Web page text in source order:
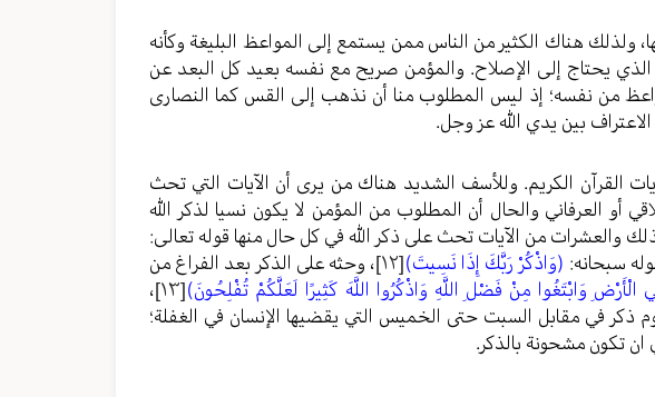
هناك الكثير من الناس ممن يستمع إلى المواعظ البليغة وكأنه
يحتاج إلى الإصلاح. والمؤمن صريح مع نفسه بعيد كل البعد عن
واعظ من نفسه؛ إذ ليس المطلوب منا أن نذهب إلى القس كما النصارى
بين يدي الله عز وجل.
القرآن الكريم. وللأسف الشديد هناك من يرى أن الآيات التي تحث
أو العرفاني والحال أن المطلوب من المؤمن لا يكون نسيا لذكر الله
والعشرات من الآيات تحث على ذكر الله في كل حال منها قوله تعالى:
سبحانه: (وَاذْكُرْ رَبَّكَ إِذَا نَسِيتَ)[١٢]
، وحثه على الذكر بعد الفراغ من
الْأَرْضِ وَابْتَغُوا مِنْ فَضْلِ اللَّهِ وَاذْكُرُوا اللَّهَ كَثِيرًا لَعَلَّكُمْ تُفْلِحُونَ)[١٣]
،
ذكر في مقابل السبت حتى الخميس التي يقضيها الإنسان في الغفلة؛
ان تكون مشحونة بالذكر.